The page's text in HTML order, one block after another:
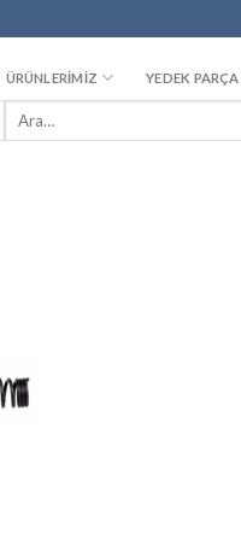
ÜRÜNLERİMİZ YEDEK PARÇA
Ara: